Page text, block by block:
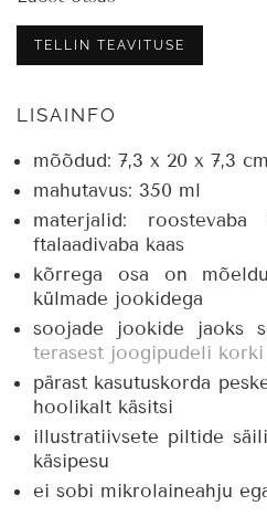
TELLIN TEAVITUSE
LISAINFO
mõõdud: 7,3 x 20 x 7,3 cm
mahutavus: 350 ml
materjalid: roostevaba
ftalaadivaba kaas
kõrrega osa on
külmade jookidega
soojade jookide jaoks
terasest joogipudeli
pärast kasutuskorda
hoolikalt käsitsi
illustratiivsete piltide
käsipesu
ei sobi mikrolaineahju